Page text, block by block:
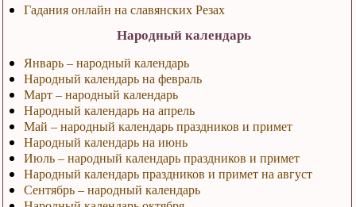
Гадания онлайн на славянских Резах
Народный календарь
Январь – народный календарь
Народный календарь на февраль
Март – народный календарь
Народный календарь на апрель
Май – народный календарь праздников и примет
Народный календарь на июнь
Июль – народный календарь праздников и примет
Народный календарь праздников и примет на август
Сентябрь – народный календарь